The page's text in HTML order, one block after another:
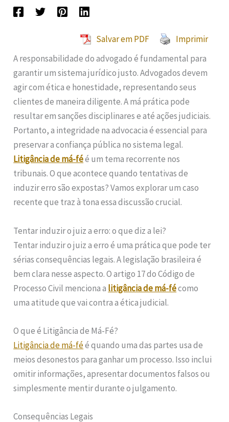
Salvar em PDF
Imprimir
A responsabilidade do advogado é fundamental para
garantir um sistema jurídico justo. Advogados devem
agir com ética e honestidade, representando seus
clientes de maneira diligente. A má prática pode
resultar em sanções disciplinares e até ações judiciais.
Portanto, a integridade na advocacia é essencial para
preservar a confiança pública no sistema legal.
Litigância de má-féé um tema recorrente nos
tribunais. O que acontece quando tentativas de
induzir erro são expostas? Vamos explorar um caso
recente que traz à tona essa discussão crucial.
Tentar induzir o juiz a erro: o que diz a lei?
Tentar induzir o juiz a erro é uma prática que pode ter
sérias consequências legais. A legislação brasileira é
bem clara nesse aspecto. O artigo 17 do Código de
Processo Civil menciona a litigância de má-fécomo
uma atitude que vai contra a ética judicial.
O que é Litigância de Má-Fé?
Litigância de má-féé quando uma das partes usa de
meios desonestos para ganhar um processo. Isso inclui
omitir informações, apresentar documentos falsos ou
simplesmente mentir durante o julgamento.
Consequências Legais